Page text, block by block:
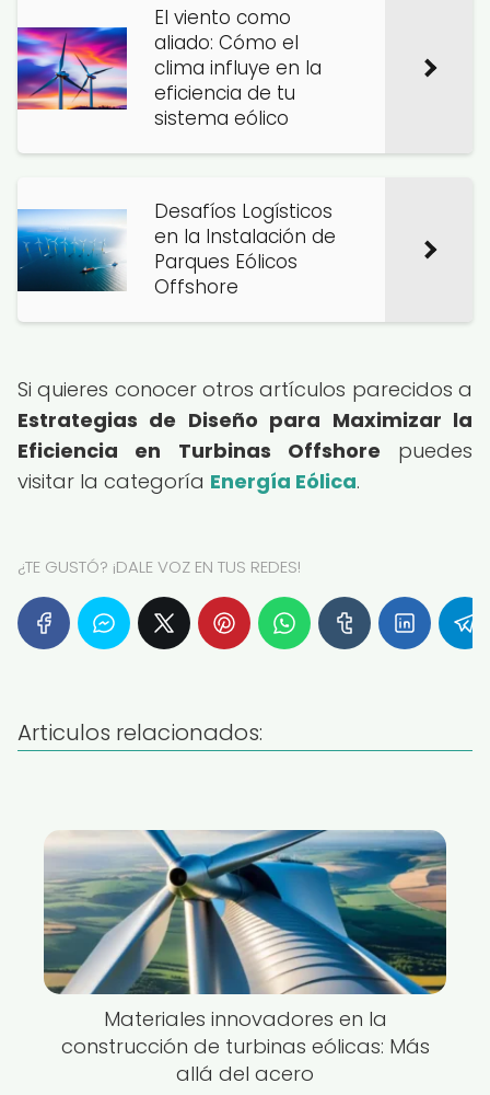
El viento como
aliado: Cómo el
clima influye en la
eficiencia de tu
sistema eólico
Desafíos Logísticos
en la Instalación de
Parques Eólicos
Offshore
Si quieres conocer otros artículos parecidos a
Estrategias de Diseño para Maximizar la
Eficiencia en Turbinas Offshore puedes
visitar la categoría Energía Eólica.
¿TE GUSTÓ? ¡DALE VOZ EN TUS REDES!
Articulos relacionados:
Materiales innovadores en la
construcción de turbinas eólicas: Más
allá del acero